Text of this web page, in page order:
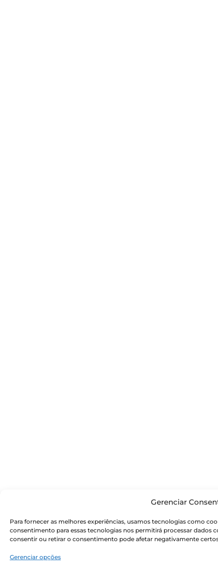
Gerenciar
Para fornecer as melhores experiências, usamos tecnologias como
consentimento para essas tecnologias nos permitirá processar
consentir ou retirar o consentimento pode afetar negativamente
Gerenciar opções